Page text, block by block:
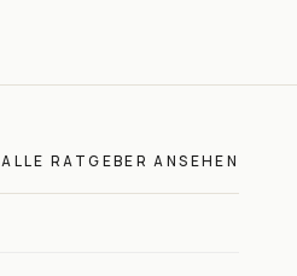
ALLE RATGEBER ANSEHEN